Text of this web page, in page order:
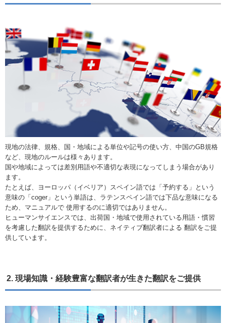
現地の法律、規格、国・地域による単位や記号の使い方、中国のGB規格
など、現地のルールは様々あります。
国や地域によっては差別用語や不適切な表現になってしまう場合があり
ます。
たとえば、ヨーロッパ（イベリア）スペイン語では「予約する」という
意味の「coger」という単語は、ラテンスペイン語では下品な意味になる
ため、マニュアルで 使用するのに適切ではありません。
ヒューマンサイエンスでは、出荷国・地域で使用されている用語・慣習
を考慮した翻訳を提供するために、ネイティブ翻訳者による 翻訳をご提
供しています。
2. 現場知識・経験豊富な翻訳者が生きた翻訳をご提供